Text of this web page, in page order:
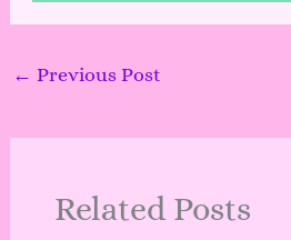
← Previous Post
Related Posts